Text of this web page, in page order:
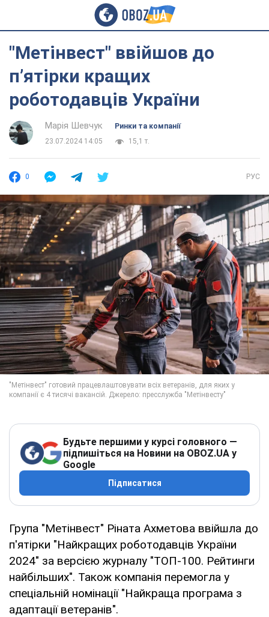
"Метінвест" ввійшов до
п’ятірки кращих
роботодавців України
Марія Шевчук
Ринки та компанії
23.07.2024 14:05
15,1 т.
0 РУС
Будьте першими у курсі головного —
підпишіться на Новини на OBOZ.UA у
Google
Підписатися
Група "Метінвест" Ріната Ахметова ввійшла до
п'ятірки "Найкращих роботодавців України
2024" за версією журналу "ТОП-100. Рейтинги
найбільших". Також компанія перемогла у
спеціальній номінації "Найкраща програма з
адаптації ветеранів".